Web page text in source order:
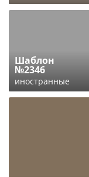
Шаблон
№2346
иностранные